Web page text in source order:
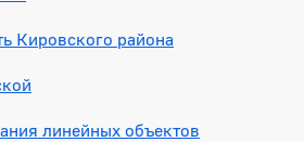
Кировского района
линейных объектов